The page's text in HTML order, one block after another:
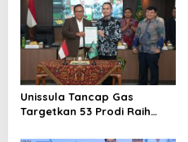
Unissula Tancap Gas
Targetkan 53 Prodi Raih